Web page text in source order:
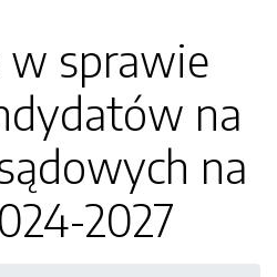
w sprawie
na
na
2027